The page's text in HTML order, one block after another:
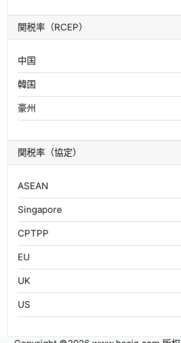
関税率（RCEP）
中国
韓国
豪州
関税率（協定）
ASEAN
Singapore
CPTPP
EU
UK
US